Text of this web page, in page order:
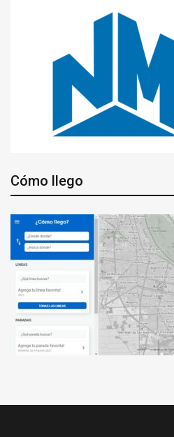
Cómo llego